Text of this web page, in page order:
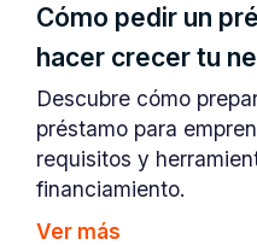
Cómo pedir un
hacer crecer tu
Descubre cómo
préstamo para
requisitos y
financiamiento.
Ver más